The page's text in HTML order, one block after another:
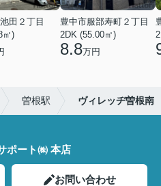
田２丁目
㎡)
豊中市服部寿町２丁目
2DK (55.00㎡)
8.8万円
曽根駅 ヴィレッヂ曽根南
ポート㈱ 本店
お問い合わせ